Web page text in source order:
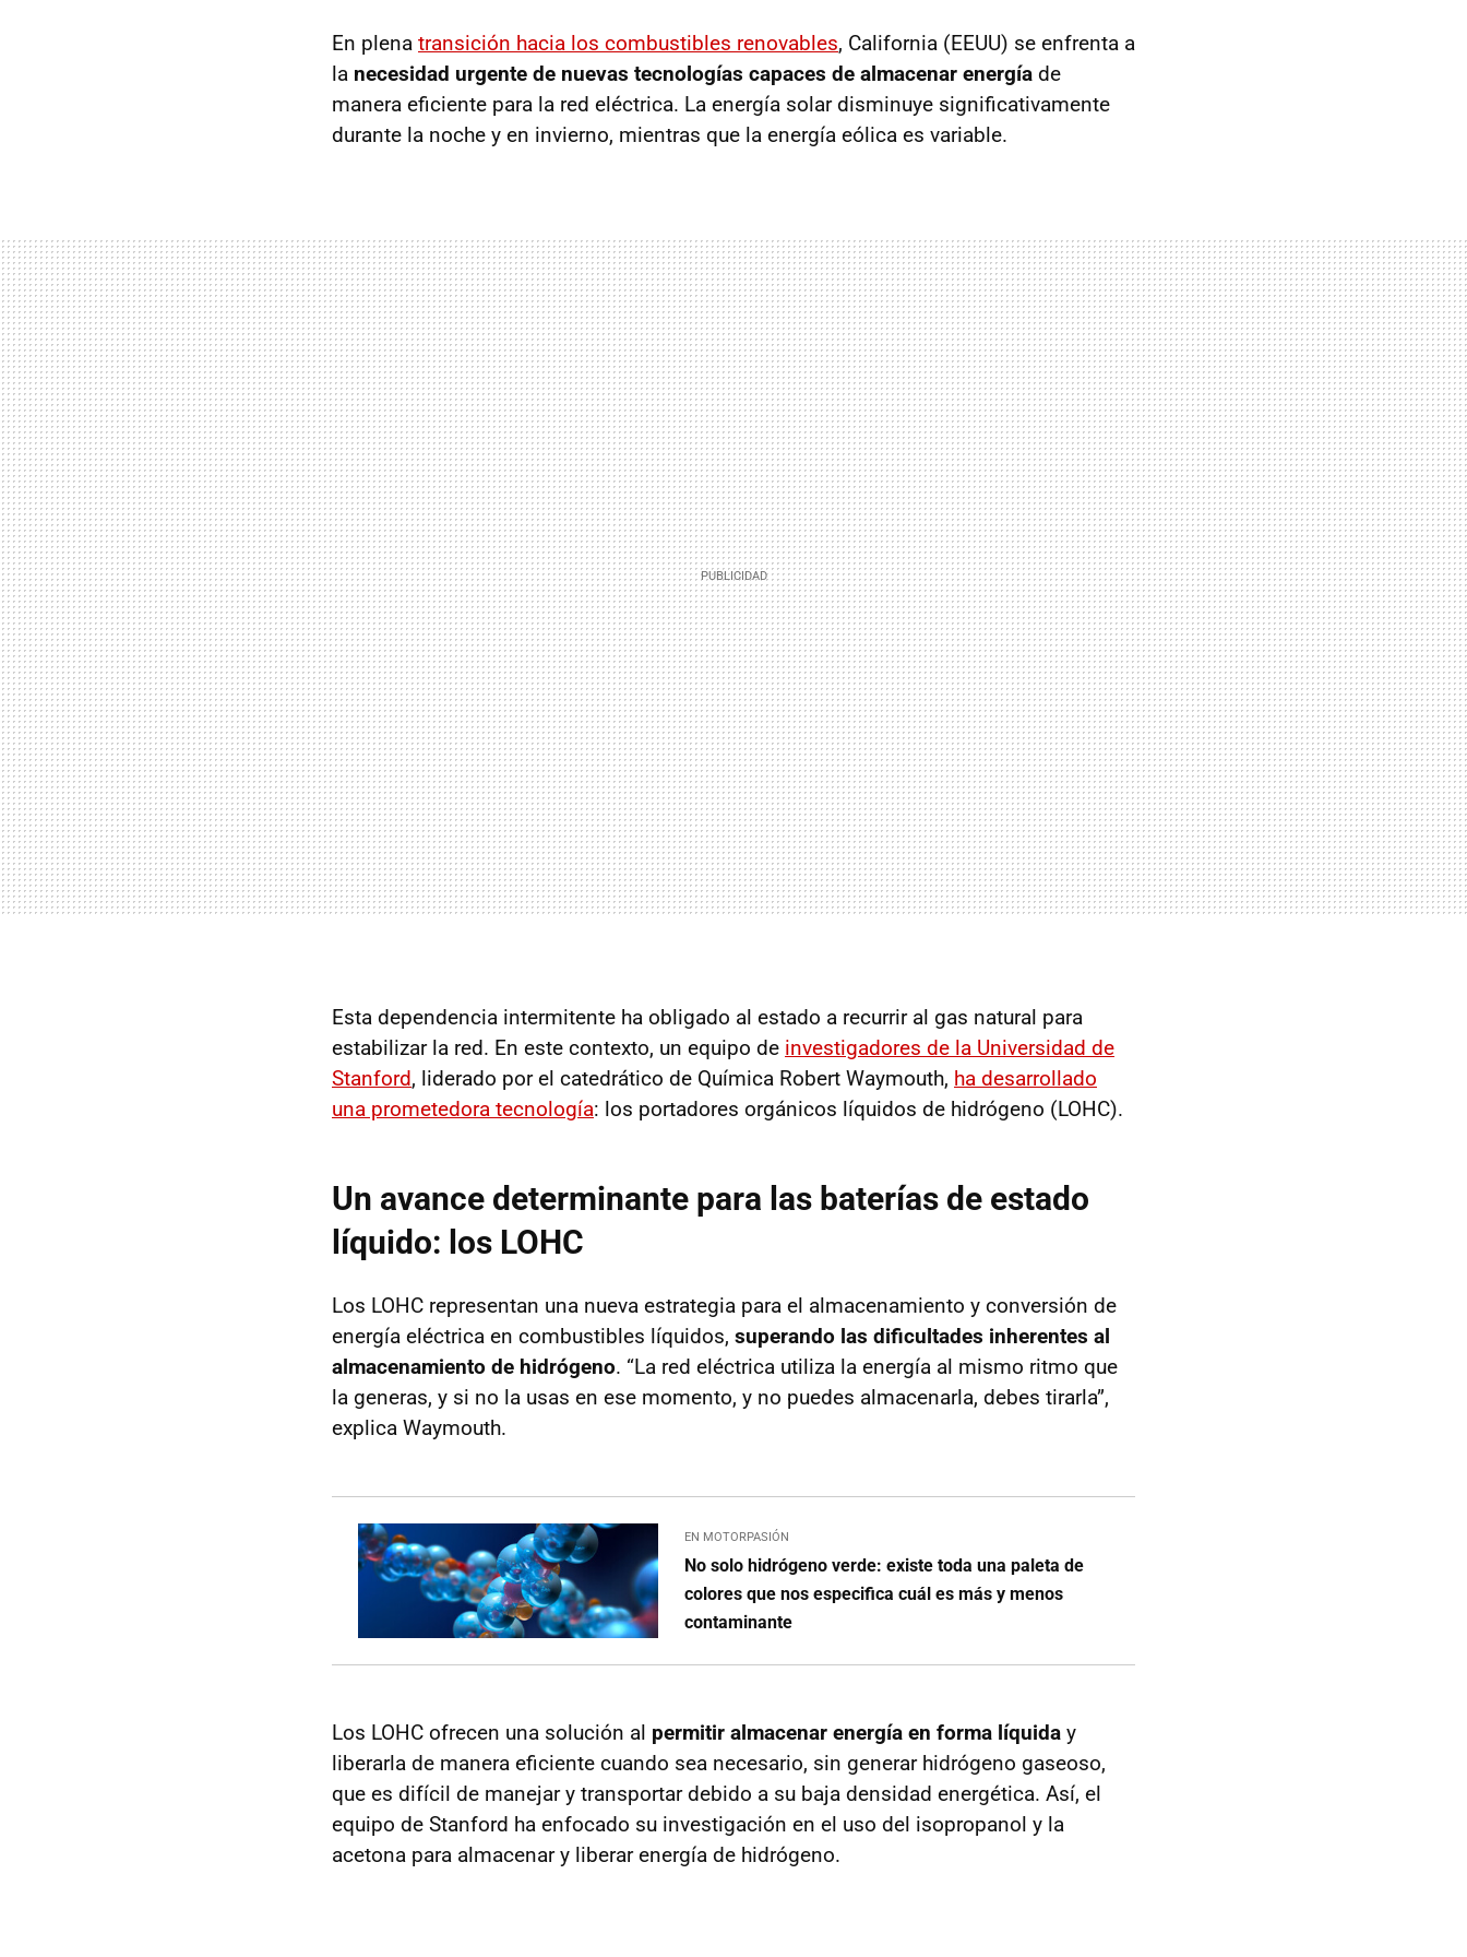
En plena transición hacia los combustibles renovables, California (EEUU) se enfrenta a
la necesidad urgente de nuevas tecnologías capaces de almacenar energía de
manera eficiente para la red eléctrica. La energía solar disminuye significativamente
durante la noche y en invierno, mientras que la energía eólica es variable.
Esta dependencia intermitente ha obligado al estado a recurrir al gas natural para
estabilizar la red. En este contexto, un equipo de investigadores de la Universidad de
Stanford, liderado por el catedrático de Química Robert Waymouth, ha desarrollado
una prometedora tecnología: los portadores orgánicos líquidos de hidrógeno (LOHC).
Un avance determinante para las baterías de estado
líquido: los LOHC
Los LOHC representan una nueva estrategia para el almacenamiento y conversión de
energía eléctrica en combustibles líquidos, superando las dificultades inherentes al
almacenamiento de hidrógeno. “La red eléctrica utiliza la energía al mismo ritmo que
la generas, y si no la usas en ese momento, y no puedes almacenarla, debes tirarla”,
explica Waymouth.
EN MOTORPASIÓN
No solo hidrógeno verde: existe toda una paleta de
colores que nos especifica cuál es más y menos
contaminante
Los LOHC ofrecen una solución al permitir almacenar energía en forma líquida y
liberarla de manera eficiente cuando sea necesario, sin generar hidrógeno gaseoso,
que es difícil de manejar y transportar debido a su baja densidad energética. Así, el
equipo de Stanford ha enfocado su investigación en el uso del isopropanol y la
acetona para almacenar y liberar energía de hidrógeno.